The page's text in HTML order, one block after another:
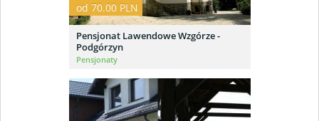
od 70.00 PLN
Pensjonat Lawendowe Wzgórze -
Podgórzyn
Pensjonaty